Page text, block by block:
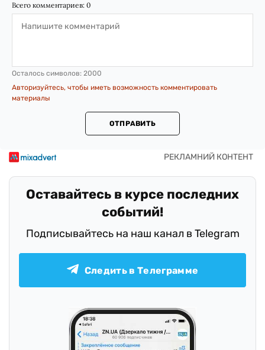
Всего комментариев: 0
Осталось символов: 2000
Авторизуйтесь, чтобы иметь возможность комментировать
материалы
ОТПРАВИТЬ
Оставайтесь в курсе последних
событий!
Подписывайтесь на наш канал в Telegram
Следить в Телеграмме